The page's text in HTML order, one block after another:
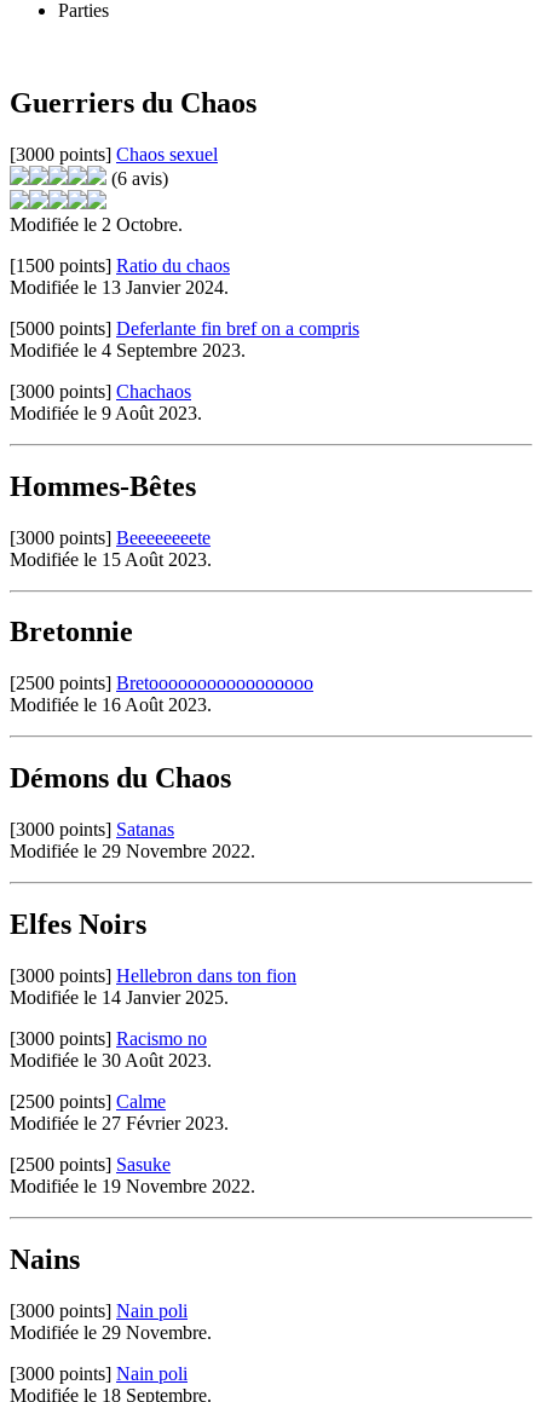
Parties
Guerriers du Chaos
[3000 points] Chaos sexuel
(6 avis)
Modifiée le 2 Octobre.
[1500 points] Ratio du chaos
Modifiée le 13 Janvier 2024.
[5000 points] Deferlante fin bref on a compris
Modifiée le 4 Septembre 2023.
[3000 points] Chachaos
Modifiée le 9 Août 2023.
Hommes-Bêtes
[3000 points] Beeeeeeeete
Modifiée le 15 Août 2023.
Bretonnie
[2500 points] Bretooooooooooooooooo
Modifiée le 16 Août 2023.
Démons du Chaos
[3000 points] Satanas
Modifiée le 29 Novembre 2022.
Elfes Noirs
[3000 points] Hellebron dans ton fion
Modifiée le 14 Janvier 2025.
[3000 points] Racismo no
Modifiée le 30 Août 2023.
[2500 points] Calme
Modifiée le 27 Février 2023.
[2500 points] Sasuke
Modifiée le 19 Novembre 2022.
Nains
[3000 points] Nain poli
Modifiée le 29 Novembre.
[3000 points] Nain poli
Modifiée le 18 Septembre.